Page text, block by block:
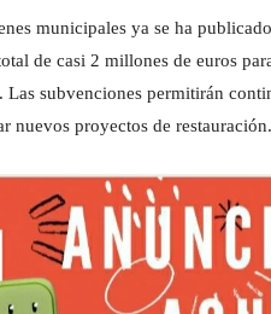
municipales ya se ha
de casi 2 millones de euros
subvenciones permitirán
nuevos proyectos de restauración.